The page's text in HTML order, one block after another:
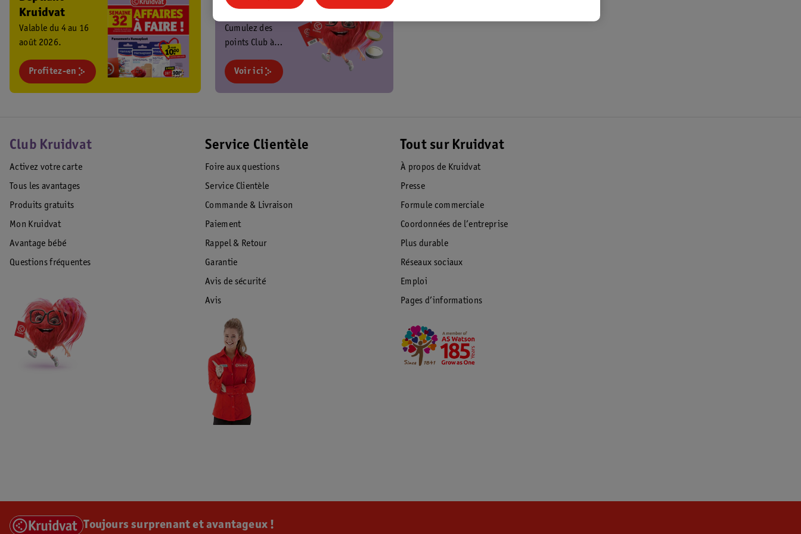
Kruidvat
Valable du 4 au 16
août 2026.
Profitez-en
Cumulez des
points Club à
profitez de
promos
Voir ici
Club Kruidvat
Activez votre carte
Tous les avantages
Produits gratuits
Mon Kruidvat
Avantage bébé
Questions fréquentes
Service Clientèle
Foire aux questions
Service Clientèle
Commande & Livraison
Paiement
Rappel & Retour
Garantie
Avis de sécurité
Avis
Tout sur Kruidvat
À propos de Kruidvat
Presse
Formule commerciale
Coordonnées de l’entreprise
Plus durable
Réseaux sociaux
Emploi
Pages d’informations
Toujours surprenant et avantageux !